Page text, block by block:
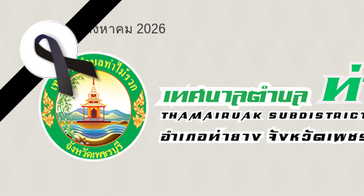
เสาร์ 8 สิงหาคม 2026